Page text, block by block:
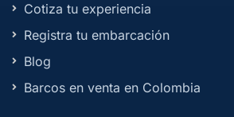
Cotiza tu experiencia
Registra tu embarcación
Blog
Barcos en venta en Colombia